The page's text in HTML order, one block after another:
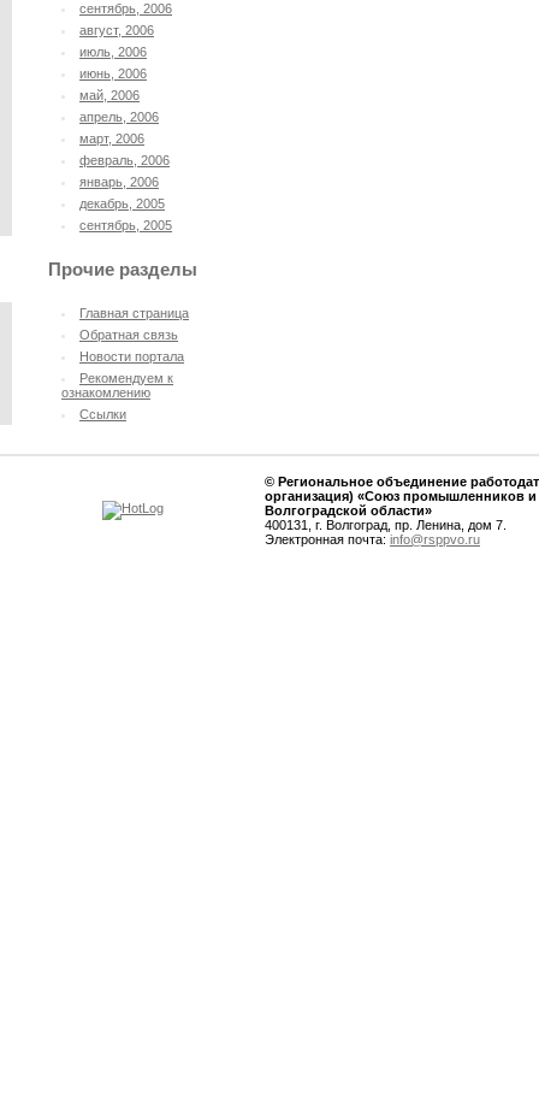
сентябрь, 2006
август, 2006
июль, 2006
июнь, 2006
май, 2006
апрель, 2006
март, 2006
февраль, 2006
январь, 2006
декабрь, 2005
сентябрь, 2005
Прочие разделы
Главная страница
Oбратная связь
Новости портала
Рекомендуем к
ознакомлению
Ссылки
© Региональное объединение
организация) «Союз промышленников
Волгоградской области»
400131, г. Волгоград, пр. Ленина, дом 7.
Электронная почта: info@rsppvo.ru